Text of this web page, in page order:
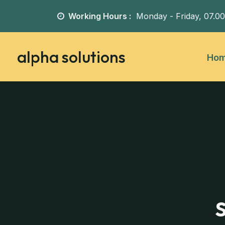
Working Hours : Monday - Friday,
alpha solutions